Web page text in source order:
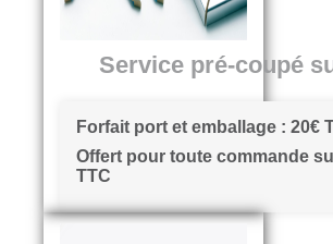
Service pré-coupé
Forfait port et emballage : 20€
Offert pour toute commande
TTC